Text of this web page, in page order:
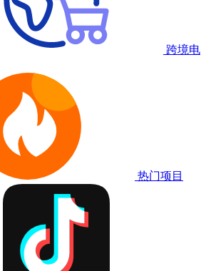
跨境电
热门项目